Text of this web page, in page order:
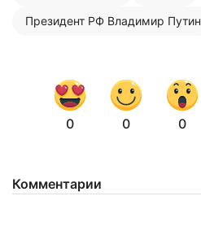
Президент РФ Владимир Путин
0 0 0
Комментарии